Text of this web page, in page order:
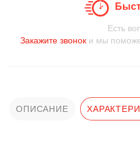
Есть
Закажите звоноки мы
ОПИСАНИЕ